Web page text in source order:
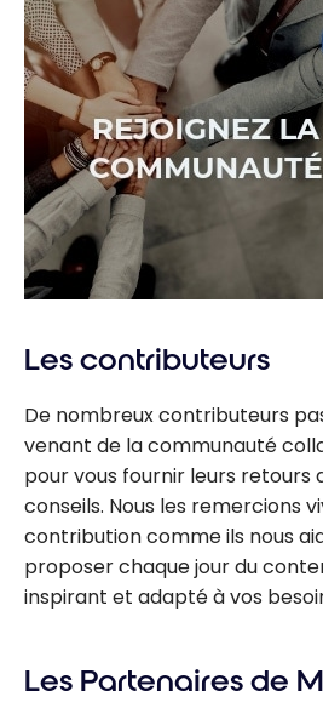
Les contributeurs
De nombreux contributeurs
venant de la communauté
pour vous fournir leurs retours
conseils. Nous les remercions
contribution comme ils nous
proposer chaque jour du
inspirant et adapté à vos
Les Partenaires de